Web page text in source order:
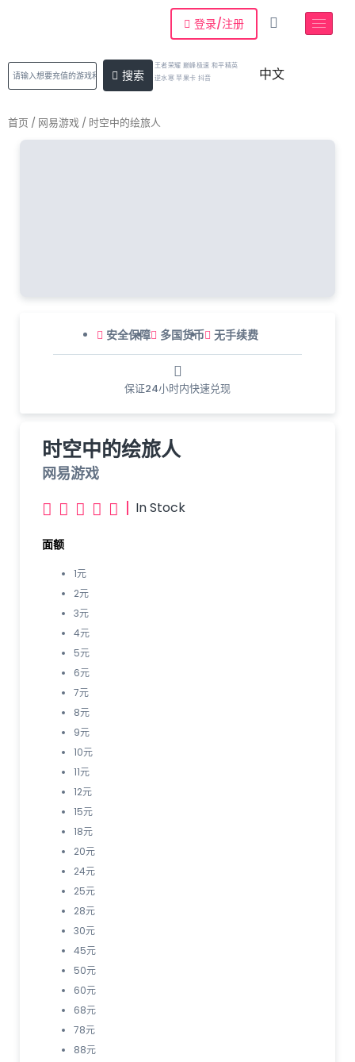
登录/注册
搜索
王者荣耀 巅峰极速 和平精英
逆水寒 苹果卡 抖音
中文
首页 / 网易游戏 / 时空中的绘旅人
安全保障 多国货币 无手续费
保证24小时内快速兑现
时空中的绘旅人
网易游戏
     | In Stock
面额
1元
2元
3元
4元
5元
6元
7元
8元
9元
10元
11元
12元
15元
18元
20元
24元
25元
28元
30元
45元
50元
60元
68元
78元
88元